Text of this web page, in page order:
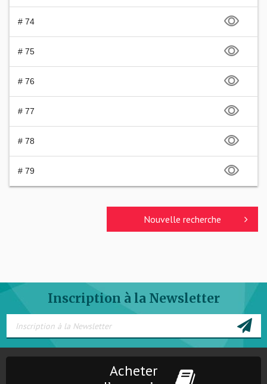
# 74
# 75
# 76
# 77
# 78
# 79
Nouvelle recherche
Inscription à la Newsletter
Acheter